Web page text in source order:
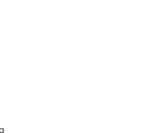
sin fra. Kaffekopper fra
kaffekopp, og også den som er